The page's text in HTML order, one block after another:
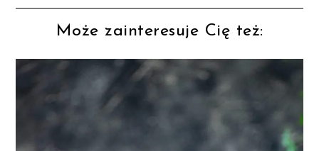
Może zainteresuje Cię też: